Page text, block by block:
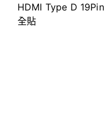
HDMI Type D
全貼